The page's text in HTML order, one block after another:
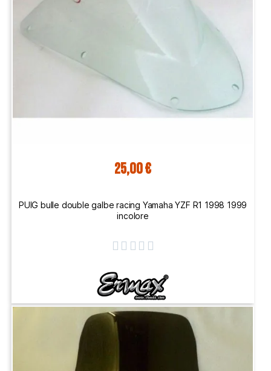
25,00 €
PUIG bulle double galbe racing Yamaha YZF R1 1998 1999
incolore
    